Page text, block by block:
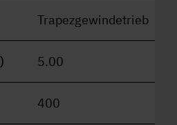
Trapezgewindetrieb
5.00
400